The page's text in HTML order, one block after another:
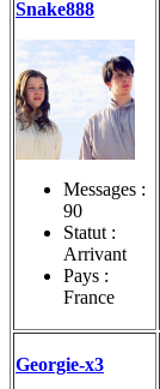
Snake888
Messages :
90
Statut :
Arrivant
Pays :
France
Georgie-x3